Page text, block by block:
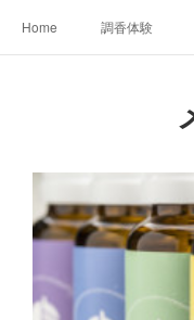
Home 調香体験